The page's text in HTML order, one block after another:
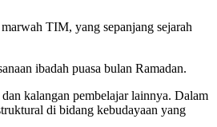
TIM, yang sepanjang sejarah
ibadah puasa bulan Ramadan.
kalangan pembelajar lainnya. Dalam
di bidang kebudayaan yang